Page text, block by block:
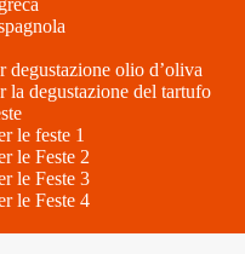
degustazione olio d’oliva
la degustazione del tartufo
le feste 1
le Feste 2
le Feste 3
le Feste 4